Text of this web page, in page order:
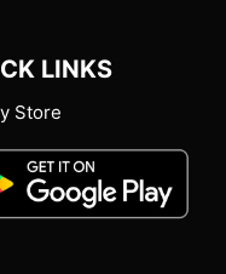
LINKS
Store